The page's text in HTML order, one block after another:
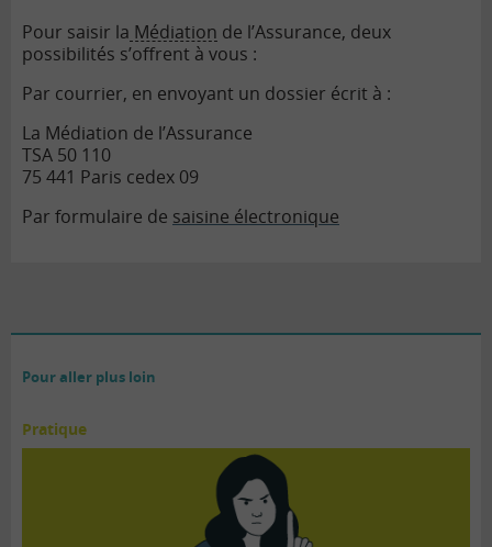
Pour saisir la Médiation de l’Assurance, deux
possibilités s’offrent à vous :
Par courrier, en envoyant un dossier écrit à :
La Médiation de l’Assurance
TSA 50 110
75 441 Paris cedex 09
Par formulaire de saisine électronique
Pour aller plus loin
Pratique